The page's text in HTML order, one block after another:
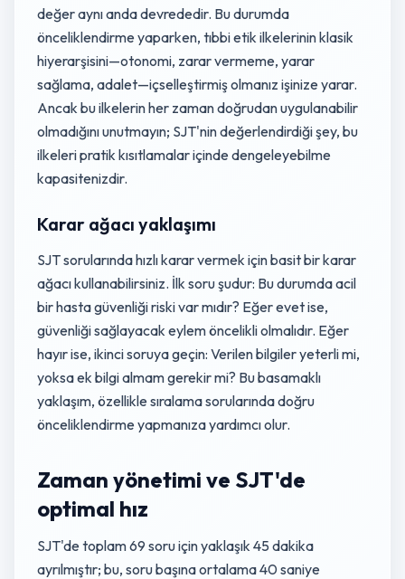
değer aynı anda devrededir. Bu durumda
önceliklendirme yaparken, tıbbi etik ilkelerinin klasik
hiyerarşisini—otonomi, zarar vermeme, yarar
sağlama, adalet—içselleştirmiş olmanız işinize yarar.
Ancak bu ilkelerin her zaman doğrudan uygulanabilir
olmadığını unutmayın; SJT'nin değerlendirdiği şey, bu
ilkeleri pratik kısıtlamalar içinde dengeleyebilme
kapasitenizdir.
Karar ağacı yaklaşımı
SJT sorularında hızlı karar vermek için basit bir karar
ağacı kullanabilirsiniz. İlk soru şudur: Bu durumda acil
bir hasta güvenliği riski var mıdır? Eğer evet ise,
güvenliği sağlayacak eylem öncelikli olmalıdır. Eğer
hayır ise, ikinci soruya geçin: Verilen bilgiler yeterli mi,
yoksa ek bilgi almam gerekir mi? Bu basamaklı
yaklaşım, özellikle sıralama sorularında doğru
önceliklendirme yapmanıza yardımcı olur.
Zaman yönetimi ve SJT'de
optimal hız
SJT'de toplam 69 soru için yaklaşık 45 dakika
ayrılmıştır; bu, soru başına ortalama 40 saniye